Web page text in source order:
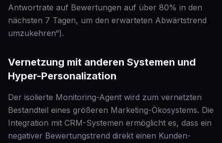
Antwortrate auf Bewertungen auf über 80% in den
nächsten 7 Tagen, um den erwarteten Abwärtstrend
umzukehren“).
Vernetzung mit anderen Systemen und
Hyper-Personalization
Der isolierte Monitoring-Agent wird zum vernetzten
Bestandteil eines größeren Marketing-Ökosystems. Die
Integration mit CRM-Systemen ermöglicht es, dass ein
negativer Bewertungstrend direkt einen Kunden-